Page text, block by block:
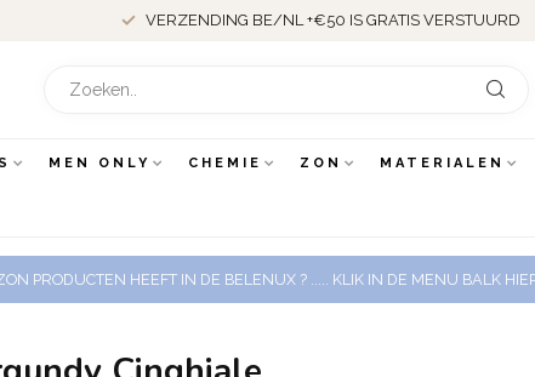
VERZENDING BE/NL +€50 IS GRATIS VERSTUURD
MEN ONLY CHEMIE ZON MATERIALEN
PRODUCTEN HEEFT IN DE BELENUX ? ..... KLIK IN DE MENU BALK